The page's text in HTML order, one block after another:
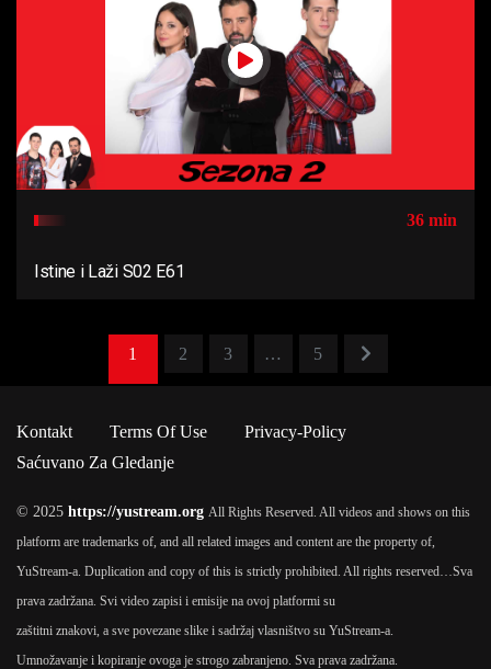
36 min
Istine i Laži S02 E61
1 2 3 … 5
Kontakt Terms Of Use
Privacy-Policy
Saćuvano Za Gledanje
© 2025 https://yustream.org All Rights Reserved. All videos and shows on this
platform are trademarks of, and all related images and content are the property of,
YuStream-a. Duplication and copy of this is strictly prohibited. All rights reserved… Sva
prava zadržana. Svi video zapisi i emisije na ovoj platformi su
zaštitni znakovi, a sve povezane slike i sadržaj vlasništvo su YuStream-a.
Umnožavanje i kopiranje ovoga je strogo zabranjeno. Sva prava zadržana.